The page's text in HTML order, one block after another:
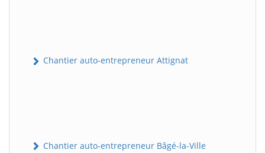
Chantier auto-entrepreneur Attignat
Chantier auto-entrepreneur Bâgé-la-Ville